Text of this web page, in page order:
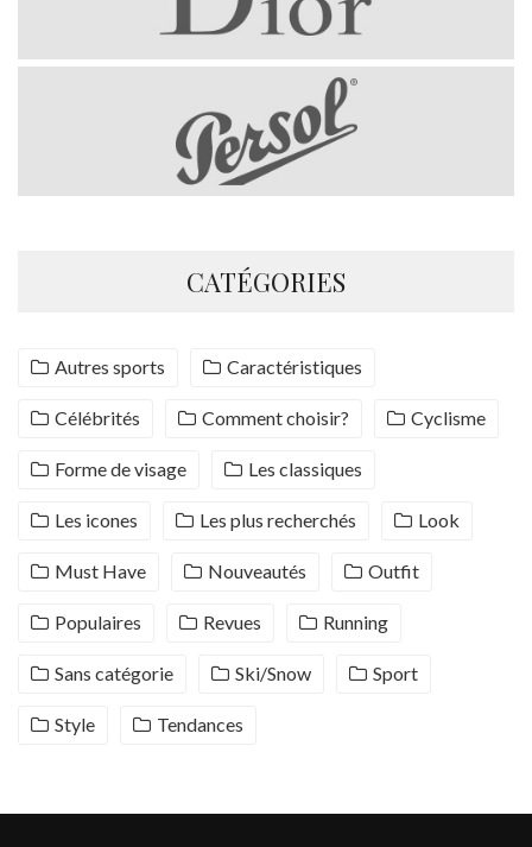
CATÉGORIES
Autres sports Caractéristiques
Célébrités Comment choisir? Cyclisme
Forme de visage Les classiques
Les icones Les plus recherchés Look
Must Have Nouveautés Outfit
Populaires Revues Running
Sans catégorie Ski/Snow Sport
Style Tendances